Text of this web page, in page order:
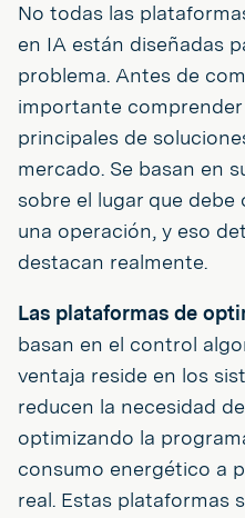
No todas las
en IA están diseñadas
problema. Antes de
importante
principales de
mercado. Se basan en
sobre el lugar que
una operación, y eso
destacan realmente.
Las plataformas de
basan en el control
ventaja reside en los
reducen la necesidad
optimizando la
consumo energético a
real. Estas plataformas